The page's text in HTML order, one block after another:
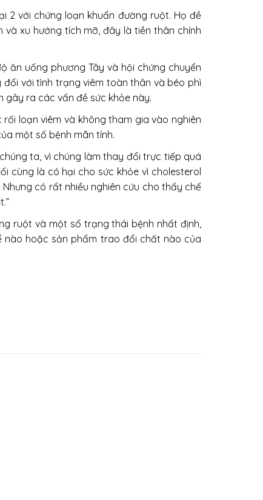
2 với chứng loạn khuẩn đường ruột. Họ đề
xu hướng tích mỡ, đây là tiền thân chính
ăn uống phương Tây và hội chứng chuyển
với tình trạng viêm toàn thân và béo phì
gây ra các vấn đề sức khỏe này.
loạn viêm và không tham gia vào nghiên
một số bệnh mãn tính.
ta, vì chúng làm thay đổi trực tiếp quá
cùng là có hại cho sức khỏe vì cholesterol
có rất nhiều nghiên cứu cho thấy chế
ruột và một số trạng thái bệnh nhất định,
nào hoặc sản phẩm trao đổi chất nào của